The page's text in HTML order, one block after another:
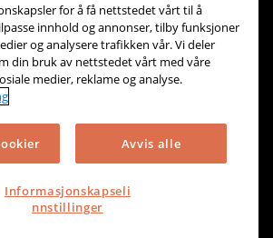
for å få nettstedet vårt til å
innhold og annonser, tilby funksjoner
og analysere trafikken vår. Vi deler
din bruk av nettstedet vårt med våre
medier, reklame og analyse.
Avvis alle
Informasjonskapseli
nnstillinger